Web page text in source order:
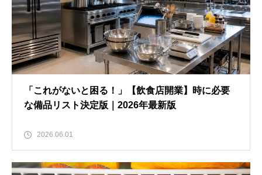
「これがないと困る！」【飲食店開業】時に必要
な備品リスト決定版｜2026年最新版
2026.06.01